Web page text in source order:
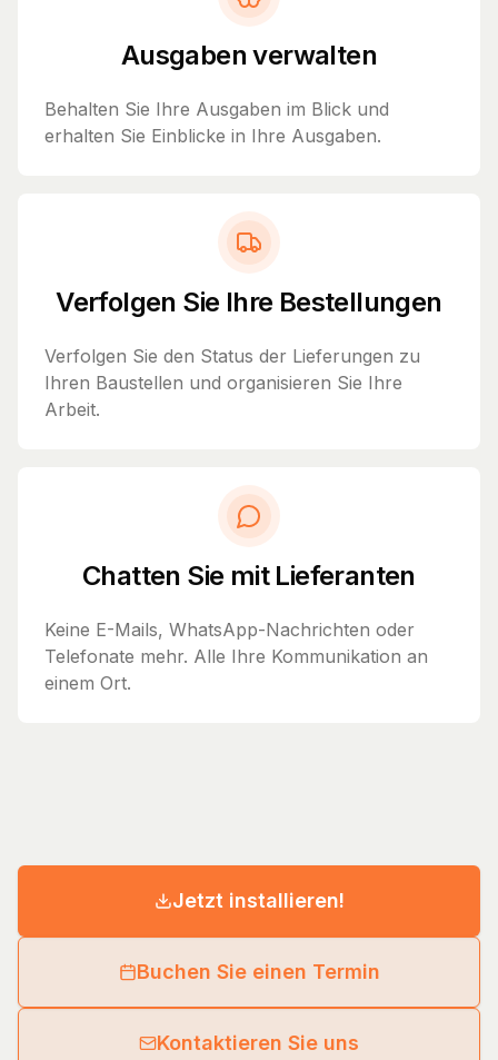
Ausgaben verwalten
Behalten Sie Ihre Ausgaben im Blick und
erhalten Sie Einblicke in Ihre Ausgaben.
Verfolgen Sie Ihre Bestellungen
Verfolgen Sie den Status der Lieferungen zu
Ihren Baustellen und organisieren Sie Ihre
Arbeit.
Chatten Sie mit Lieferanten
Keine E-Mails, WhatsApp-Nachrichten oder
Telefonate mehr. Alle Ihre Kommunikation an
einem Ort.
Jetzt installieren!
Buchen Sie einen Termin
Kontaktieren Sie uns